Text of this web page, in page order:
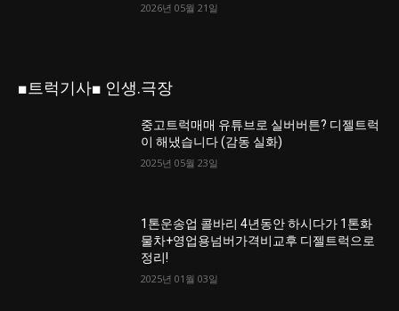
2026년 05월 21일
■트럭기사■ 인생.극장
중고트럭매매 유튜브로 실버버튼? 디젤트럭
이 해냈습니다 (감동 실화)
2025년 05월 23일
1톤운송업 콜바리 4년동안 하시다가 1톤화
물차+영업용넘버가격비교후 디젤트럭으로
정리!
2025년 01월 03일